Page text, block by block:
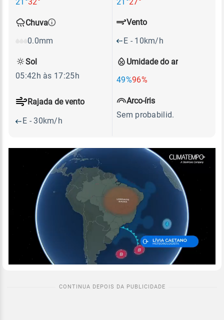
Chuva
0.0mm
Umidade do ar
49%96%
Vento
E - 10km/h
Rajada de vento
E - 30km/h
Sol
05:42h às 17:25h
Arco-íris
Sem probabilid.